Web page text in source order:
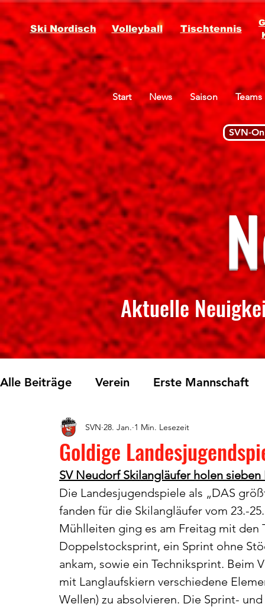
Ski Nordisch Volleyball Tischtennis
Start News Saison Teams
SVN-
Aktuelle
Alle Beiträge Verein Erste Mannschaft
Skilanglauf Fichtelberglauf
Goldige
SVN 28. Jan. 1 Min. Lesezeit
SV Neudorf Skilangläufer holen
Die Landesjugendspiele als „DAS
fanden für die Skilangläufer vom 23.-
Mühlleiten ging es am Freitag mit den
Doppelstocksprint, ein Sprint ohne
ankam, sowie ein Techniksprint. Beim
mit Langlaufskiern verschiedene
Wellen) zu absolvieren. Die Sprint-